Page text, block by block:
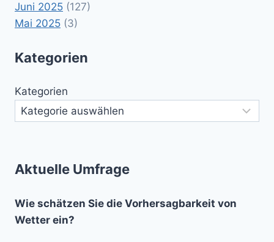
Juni 2025 (127)
Mai 2025 (3)
Kategorien
Kategorien
Aktuelle Umfrage
Wie schätzen Sie die Vorhersagbarkeit von
Wetter ein?